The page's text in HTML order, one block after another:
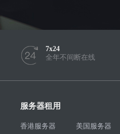
7x24
全年不间断在线
服务器租用
香港服务器 美国服务器